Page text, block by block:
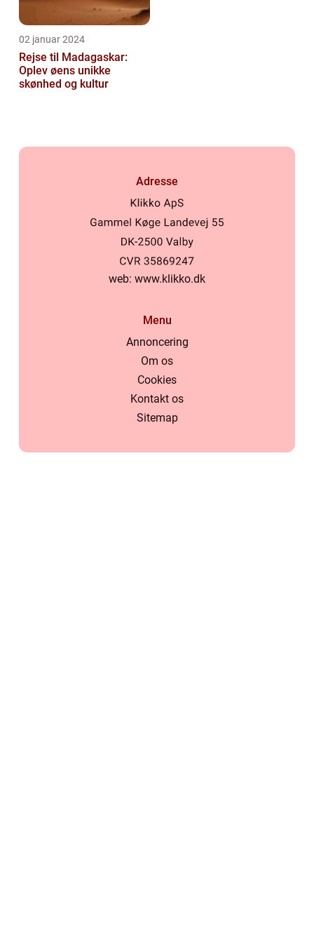
02 januar 2024
Rejse til Madagaskar:
Oplev øens unikke
skønhed og kultur
Adresse
web: www.klikko.dk
Menu
Annoncering
Om os
Cookies
Kontakt os
Sitemap